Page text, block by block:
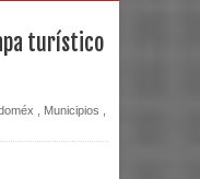
turístico
Municipios